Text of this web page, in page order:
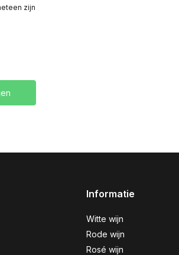
zijn
Informatie
Witte wijn
Rode wijn
Rosé wijn